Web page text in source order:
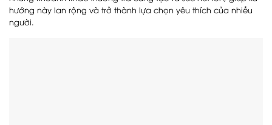
hướng này lan rộng và trở thành lựa chọn yêu thích của nhiều
người.